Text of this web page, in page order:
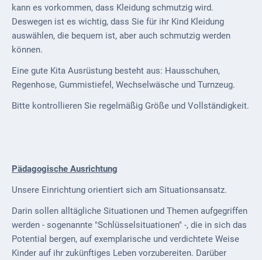
kann es vorkommen, dass Kleidung schmutzig wird.
Deswegen ist es wichtig, dass Sie für ihr Kind Kleidung
auswählen, die bequem ist, aber auch schmutzig werden
können.
Eine gute Kita Ausrüstung besteht aus: Hausschuhen,
Regenhose, Gummistiefel, Wechselwäsche und Turnzeug.
Bitte kontrollieren Sie regelmäßig Größe und Vollständigkeit.
Pädagogische Ausrichtung
Unsere Einrichtung orientiert sich am Situationsansatz.
Darin sollen alltägliche Situationen und Themen aufgegriffen
werden - sogenannte "Schlüsselsituationen" -, die in sich das
Potential bergen, auf exemplarische und verdichtete Weise
Kinder auf ihr zukünftiges Leben vorzubereiten. Darüber